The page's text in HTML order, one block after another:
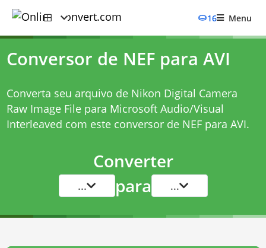
16 Menu
Conversor de NEF para AVI
Converta seu arquivo de Nikon Digital Camera
Raw Image File para Microsoft Audio/Visual
Interleaved com este conversor de NEF para AVI.
Converter
... para ...